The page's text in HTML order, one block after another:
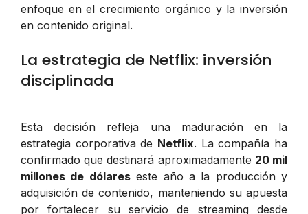
enfoque en el crecimiento orgánico y la inversión
en contenido original.
La estrategia de Netflix: inversión
disciplinada
Esta decisión refleja una maduración en la
estrategia corporativa de Netflix. La compañía ha
confirmado que destinará aproximadamente 20 mil
millones de dólareseste año a la producción y
adquisición de contenido, manteniendo su apuesta
por fortalecer su servicio de streaming desde